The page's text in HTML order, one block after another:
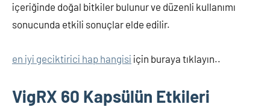
içeriğinde doğal bitkiler bulunur ve düzenli kullanımı
sonucunda etkili sonuçlar elde edilir.
en iyi geciktirici hap hangisi için buraya tıklayın..
VigRX 60 Kapsülün Etkileri